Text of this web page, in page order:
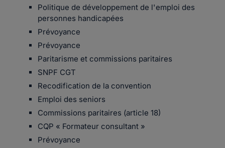
Politique de développement de l'emploi des
personnes handicapées
Prévoyance
Prévoyance
Paritarisme et commissions paritaires
SNPF CGT
Recodification de la convention
Emploi des seniors
Commissions paritaires (article 18)
CQP « Formateur consultant »
Prévoyance